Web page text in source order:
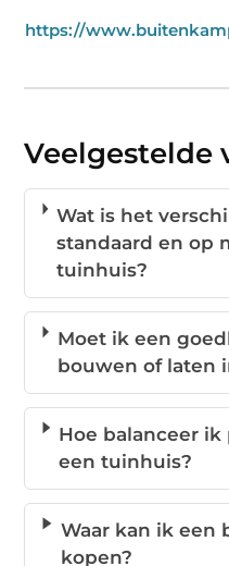
https://
Veelgestelde
Wat is het
standaard en op
tuinhuis?
Moet ik een
bouwen of laten
Hoe balanceer
een tuinhuis?
Waar kan ik een
kopen?